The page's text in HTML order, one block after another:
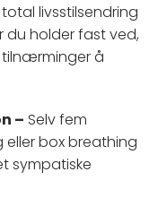
livsstilsendring
du holder fast ved,
tilnærminger å
– Selv fem
box breathing
sympatiske